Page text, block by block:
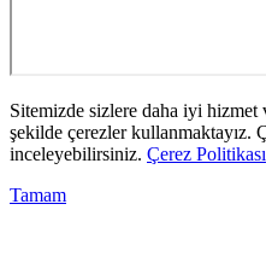
Sitemizde sizlere daha iyi
şekilde çerezler kullanmaktayız.
inceleyebilirsiniz. Çerez Politikası
Tamam